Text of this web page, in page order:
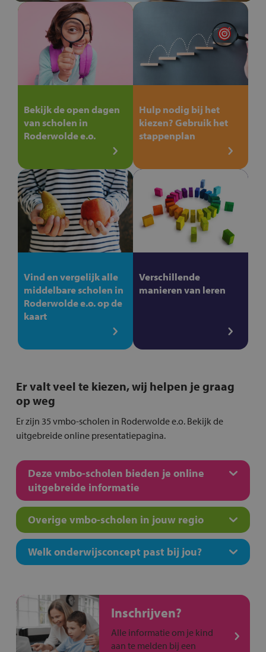
Bekijk de open dagen
van scholen in
Roderwolde e.o.
Hulp nodig bij het
kiezen? Gebruik het
stappenplan
Vind en vergelijk alle
middelbare scholen in
Roderwolde e.o. op de
kaart
Verschillende
manieren van leren
Er valt veel te kiezen, wij helpen je graag
op weg
Er zijn 35 vmbo-scholen in Roderwolde e.o. Bekijk de
uitgebreide online presentatiepagina.
Deze vmbo-scholen bieden je online
uitgebreide informatie
Overige vmbo-scholen in jouw regio
Welk onderwijsconcept past bij jou?
Inschrijven?
Alle informatie om je kind
aan te melden bij een